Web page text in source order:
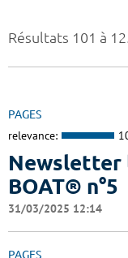
Résultats 101 à
PAGES
relevance:
Newsletter
BOAT® n°5
31/03/2025 12:14
PAGES